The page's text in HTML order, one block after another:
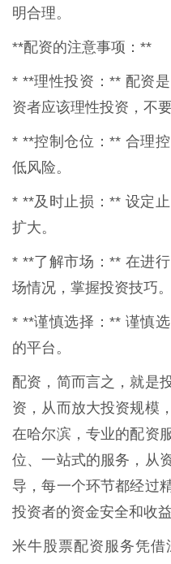
明合理。
**配资的注意事项：**
* **理性投资：** 配资
资者应该理性投资，不
* **控制仓位：** 合理
低风险。
* **及时止损：** 设定
扩大。
* **了解市场：** 在进
场情况，掌握投资技巧。
* **谨慎选择：** 谨慎
的平台。
配资，简而言之，就是
资，从而放大投资规模
在哈尔滨，专业的配资
位、一站式的服务，从
导，每一个环节都经过
投资者的资金安全和收益
米牛股票配资服务凭